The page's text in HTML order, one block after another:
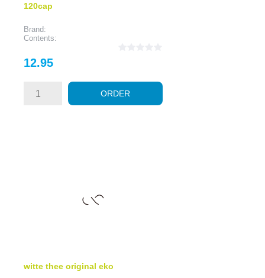
120cap
Brand:
Contents:
Price
12.95
ORDER
witte thee original eko